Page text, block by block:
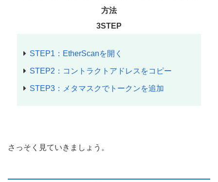
方法
3STEP
STEP1：EtherScanを開く
STEP2：コントラクトアドレスをコピー
STEP3：メタマスクでトークンを追加
さっそく見ていきましょう。